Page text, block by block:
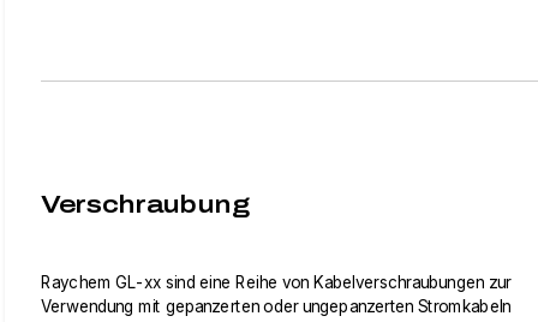
Verschraubung
Raychem GL-xx sind eine Reihe von Kabelverschraubungen zur
Verwendung mit gepanzerten oder ungepanzerten Stromkabeln